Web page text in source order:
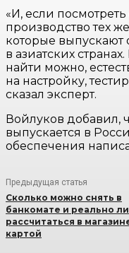
«И, если
производство тех
которые выпускают
в азиатских
найти можно,
на настройку,
сказал эксперт.
Войлуков добавил,
выпускается в
обеспечения
Предыдущая статья
Сколько можно снять в
банкомате и реально ли
рассчитаться в
картой